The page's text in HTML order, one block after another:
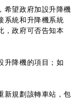
望政府加設升降機
系統和升降機系統
，政府可否告知本
升降機的項目；如
新規劃該轉車站，包